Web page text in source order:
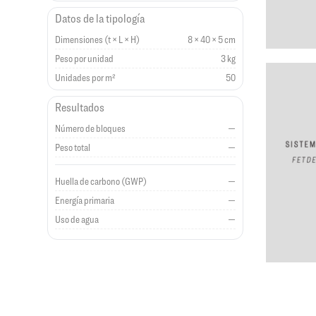
Datos de la tipología
Dimensiones (t × L × H)
8 × 40 × 5 cm
Peso por unidad
3 kg
Unidades por m²
50
Resultados
Número de bloques
—
Peso total
—
Huella de carbono (GWP)
—
Energía primaria
—
Uso de agua
—